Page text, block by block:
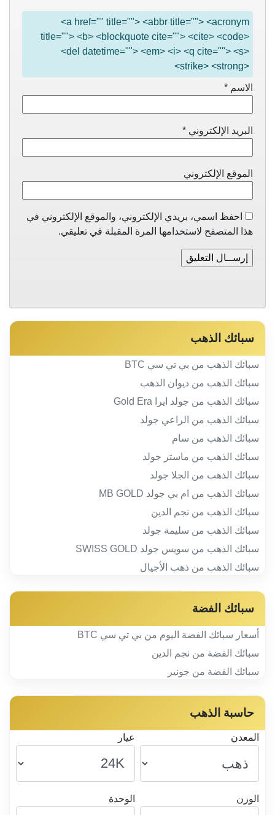
<a href="" title=""> <abbr title=""> <acronym
title=""> <b> <blockquote cite=""> <cite> <code>
<del datetime=""> <em> <i> <q cite=""> <s>
<strike> <strong>
الاسم *
البريد الإلكتروني *
الموقع الإلكتروني
احفظ اسمي، بريدي الإلكتروني، والموقع الإلكتروني في
هذا المتصفح لاستخدامها المرة المقبلة في تعليقي.
سبائك الذهب
سبائك الذهب من بي تي سي BTC
سبائك الذهب من ديوان الذهب
سبائك الذهب من جولد ايرا Gold Era
سبائك الذهب من الراعي جولد
سبائك الذهب من سام
سبائك الذهب من ماستر جولد
سبائك الذهب من الجلا جولد
سبائك الذهب من ام بي جولد MB GOLD
سبائك الذهب من نجم الدين
سبائك الذهب من سليمة جولد
سبائك الذهب من سويس جولد SWISS GOLD
سبائك الذهب من ذهب الأجيال
سبائك الفضة
أسعار سبائك الفضة اليوم من بي تي سي BTC
سبائك الفضة من نجم الدين
سبائك الفضة من جونير
حاسبة الذهب
المعدن عيار
الوزن الوحدة